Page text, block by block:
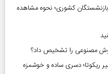
تومانی بازنشستگان کشوری؛ نحوه مشاهده
مصنوعی را تشخیص داد؟
ریکوتا؛ دسری ساده و خوشمزه